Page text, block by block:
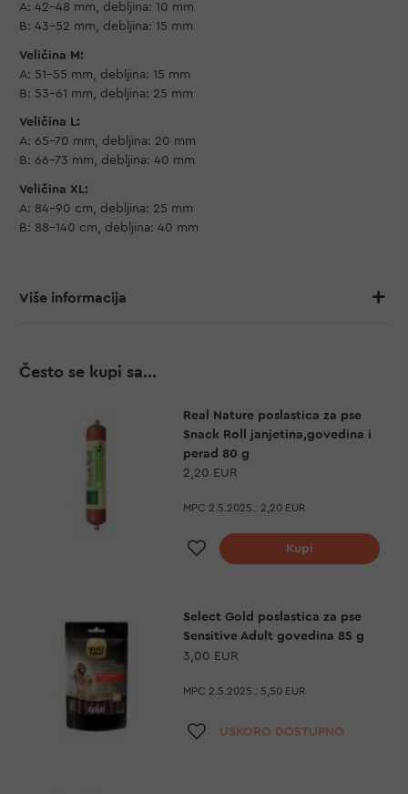
A: 42-48 mm, debljina: 10 mm
B: 43-52 mm, debljina: 15 mm
Veličina M:
A: 51-55 mm, debljina: 15 mm
B: 53-61 mm, debljina: 25 mm
Veličina L:
A: 65-70 mm, debljina: 20 mm
B: 66-73 mm, debljina: 40 mm
Veličina XL:
A: 84-90 cm, debljina: 25 mm
B: 88-140 cm, debljina: 40 mm
Više informacija
Često se kupi sa...
Real Nature poslastica za pse
Snack Roll janjetina,govedina i
perad 80 g
2,20 EUR
MPC 2.5.2025.: 2,20 EUR
Dodaj na listu želja
Kupi
Select Gold poslastica za pse
Sensitive Adult govedina 85 g
3,00 EUR
MPC 2.5.2025.: 5,50 EUR
Dodaj na listu želja
USKORO DOSTUPNO